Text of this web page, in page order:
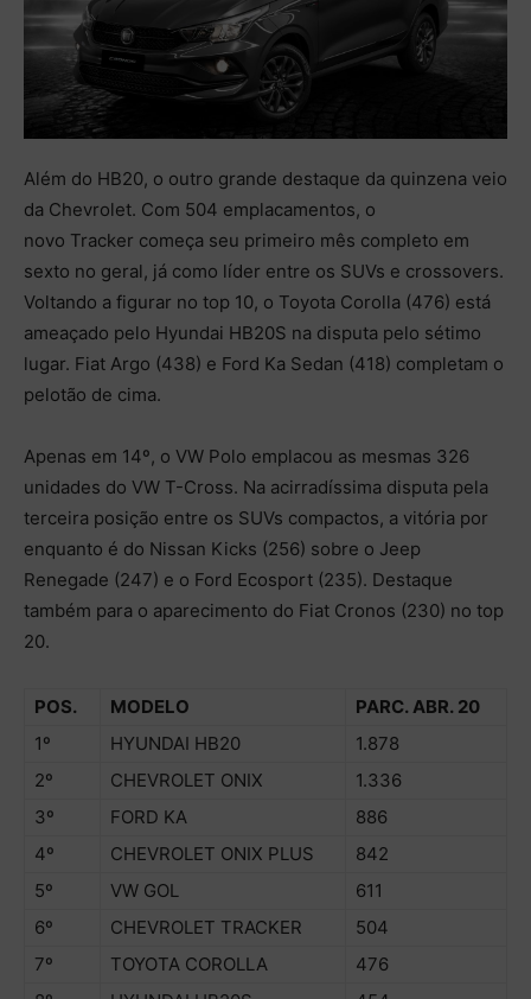
Além do HB20, o outro grande destaque da quinzena veio
da Chevrolet. Com 504 emplacamentos, o
novo Tracker começa seu primeiro mês completo em
sexto no geral, já como líder entre os SUVs e crossovers.
Voltando a figurar no top 10, o Toyota Corolla (476) está
ameaçado pelo Hyundai HB20S na disputa pelo sétimo
lugar. Fiat Argo (438) e Ford Ka Sedan (418) completam o
pelotão de cima.
Apenas em 14º, o VW Polo emplacou as mesmas 326
unidades do VW T-Cross. Na acirradíssima disputa pela
terceira posição entre os SUVs compactos, a vitória por
enquanto é do Nissan Kicks (256) sobre o Jeep
Renegade (247) e o Ford Ecosport (235). Destaque
também para o aparecimento do Fiat Cronos (230) no top
20.
POS. MODELO PARC. ABR. 20
1º
HYUNDAI HB20 1.878
2º
CHEVROLET ONIX 1.336
3º
FORD KA
886
4º
CHEVROLET ONIX PLUS
842
5º
VW GOL
611
6º
CHEVROLET TRACKER
504
7º
TOYOTA COROLLA
476